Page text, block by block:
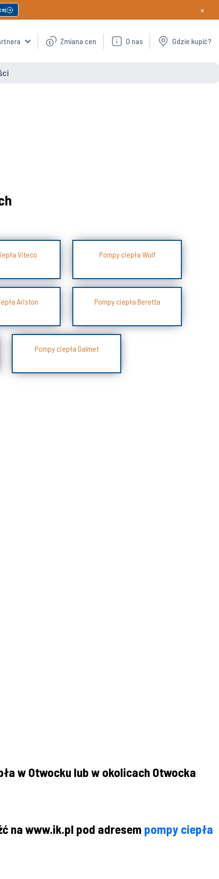
×
Zmiana cen O nas Gdzie kupić?
Viteco Pompy ciepła Wolf
Ariston Pompy ciepła Beretta
Pompy ciepła Galmet
w Otwocku lub w okolicach Otwocka
na www.ik.pl pod adresem pompy ciepła